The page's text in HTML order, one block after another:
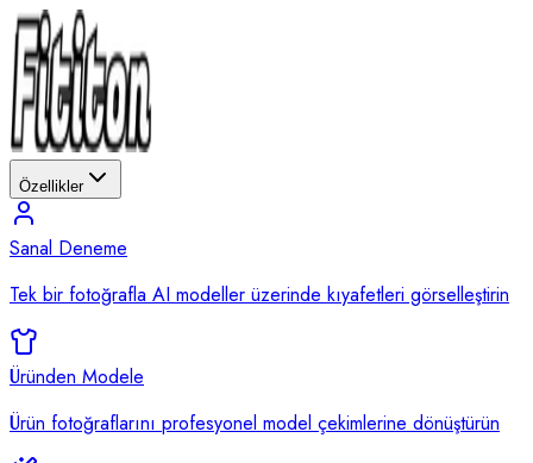
Özellikler
Sanal Deneme
Tek bir fotoğrafla AI modeller üzerinde kıyafetleri görselleştirin
Üründen Modele
Ürün fotoğraflarını profesyonel model çekimlerine dönüştürün